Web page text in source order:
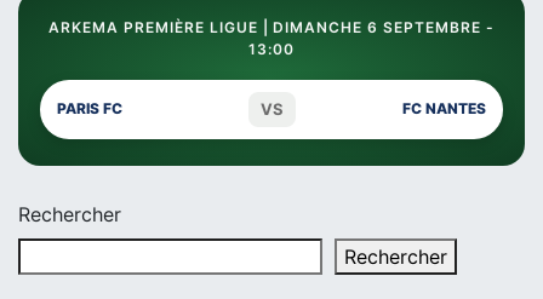
ARKEMA PREMIÈRE LIGUE | DIMANCHE 6 SEPTEMBRE -
13:00
PARIS FC VS FC NANTES
Rechercher
Rechercher